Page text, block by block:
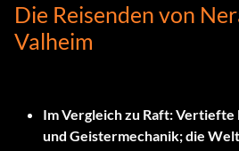
Die Reisenden von
Valheim
Im Vergleich zu Raft:Vertiefte
und Geistermechanik; die